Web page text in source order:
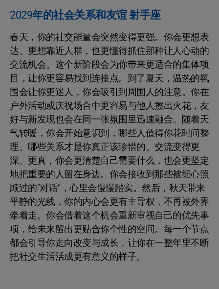
2029年的社会关系和友谊 射手座
春天，你的社交能量会突然变得更强。你会更想表
达、更想靠近人群，也更懂得抓住那种让人心动的
交流机会。这个新阶段会为你带来更适合的集体项
目，让你更容易找到连接点。到了夏天，温热的氛
围会让你更迷人，你会吸引到周围人的注意。你在
户外活动或庆祝场合中更容易与他人擦出火花，友
好与新发现也会在同一张氛围里迅速融合。随着天
气转暖，你会开始意识到，哪些人值得你花时间整
理、哪些关系才是你真正该珍惜的。交流变得更
深、更真，你会更清楚自己需要什么，也会更坚定
地把重要的人留在身边。你会接收到那些被细心照
顾过的“对话”，心里会慢慢踏实。然后，秋天带来
平静的光线，你的内心会更有主导权，不再被外界
牵着走。你会借着这个机会重新审视自己的优先事
项，给未来留出更贴合你个性的空间。每一个节点
都会引导你走向改变与成长，让你在一整年里不断
把社交生活活成更有意义的样子。